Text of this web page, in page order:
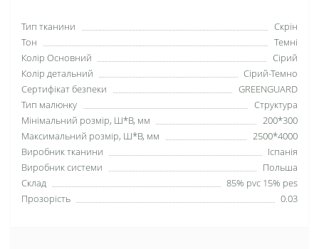
Тип тканини
Скрін
Тон
Темні
Колір Основний
Сірий
Колір детальний
Сірий-Темно
Сертифікат безпеки
GREENGUARD
Тип малюнку
Структура
Мінімальний розмір, Ш*В, мм
200*300
Максимальний розмір, Ш*В, мм
2500*4000
Виробник тканини
Іспанія
Виробник системи
Польша
Склад
85% pvc 15% pes
Прозорість
0.03